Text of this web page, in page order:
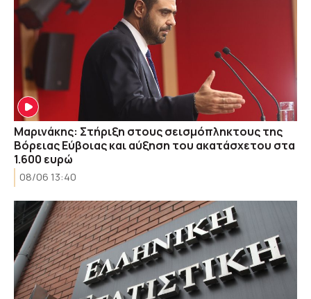
Μαρινάκης: Στήριξη στους σεισμόπληκτους της
Βόρειας Εύβοιας και αύξηση του ακατάσχετου στα
1.600 ευρώ
08/06 13:40